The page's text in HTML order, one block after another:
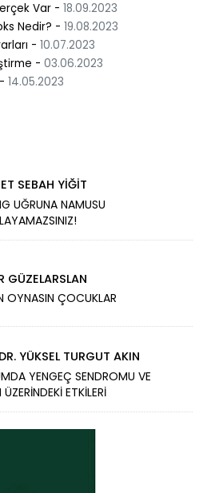
Var - 18.09.2023
Nedir? - 19.08.2023
- 10.07.2023
- 03.06.2023
14.05.2023
SEBAH YİĞİT
UĞRUNA NAMUSU
GÜZELARSLAN
OYNASIN ÇOCUKLAR
YÜKSEL TURGUT AKIN
YENGEÇ SENDROMU VE
ETKİLERİ